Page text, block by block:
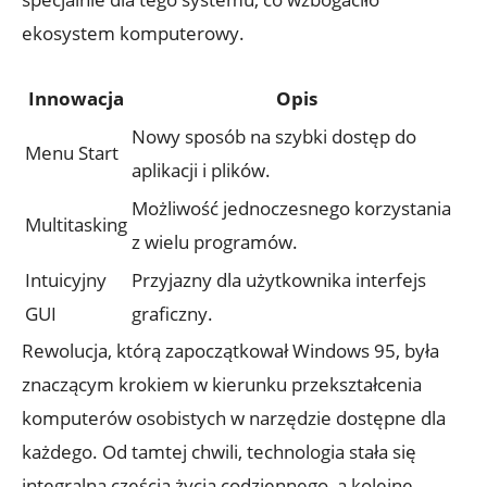
ekosystem komputerowy.
Innowacja Opis
Menu Start
Nowy sposób na szybki dostęp do
aplikacji i plików.
Multitasking
Możliwość jednoczesnego korzystania
z wielu programów.
Intuicyjny
GUI
Przyjazny dla użytkownika interfejs
graficzny.
Rewolucja, którą zapoczątkował Windows 95, była
znaczącym krokiem w kierunku przekształcenia
komputerów osobistych w narzędzie dostępne dla
każdego. Od tamtej chwili, technologia stała się